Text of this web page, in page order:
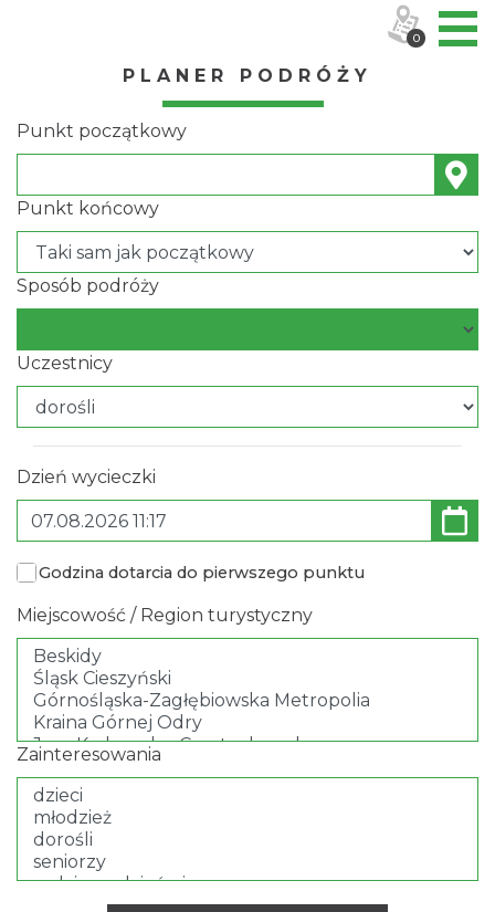
PLANER PODRÓŻY
Punkt początkowy
Punkt końcowy
Sposób podróży
Uczestnicy
Dzień wycieczki
Godzina dotarcia do pierwszego punktu
Miejscowość / Region turystyczny
Zainteresowania
0